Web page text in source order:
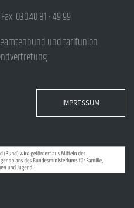
030.40 81 - 49 99
und tarifunion
IMPRESSUM